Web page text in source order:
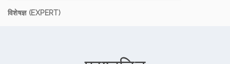
विशेषज्ञ (EXPERT)